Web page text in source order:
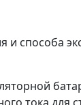
и способа